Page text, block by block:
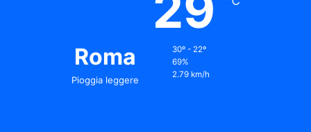
Roma
Pioggia leggere
30º - 22º
69%
2.79 km/h